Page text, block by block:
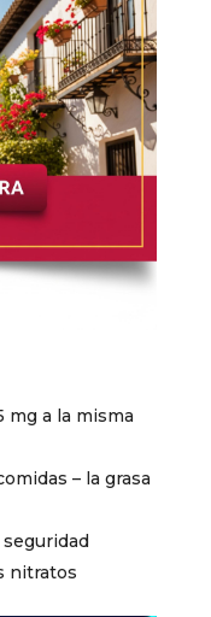
mg a la misma
– la grasa
nitratos